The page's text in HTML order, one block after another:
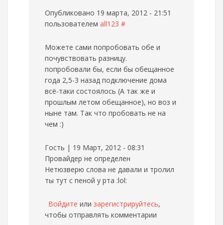
Опубликовано 19 марта, 2012 - 21:51
пользователем all123 #
Можете сами попробовать обе и
почувствовать разницу.
попробовали бы, если бы обещанное
года 2,5-3 назад подключение дома
всё-таки состоялось (А так же и
прошлым летом обещанное), но воз и
ныне там. Так что пробовать не на
чем :)
Гость | 19 Март, 2012 - 08:31
Провайдер не определен
Нетюзверю слова не давали и тролил
ты тут с пеной у рта :lol:
Войдите или зарегистрируйтесь,
чтобы отправлять комментарии